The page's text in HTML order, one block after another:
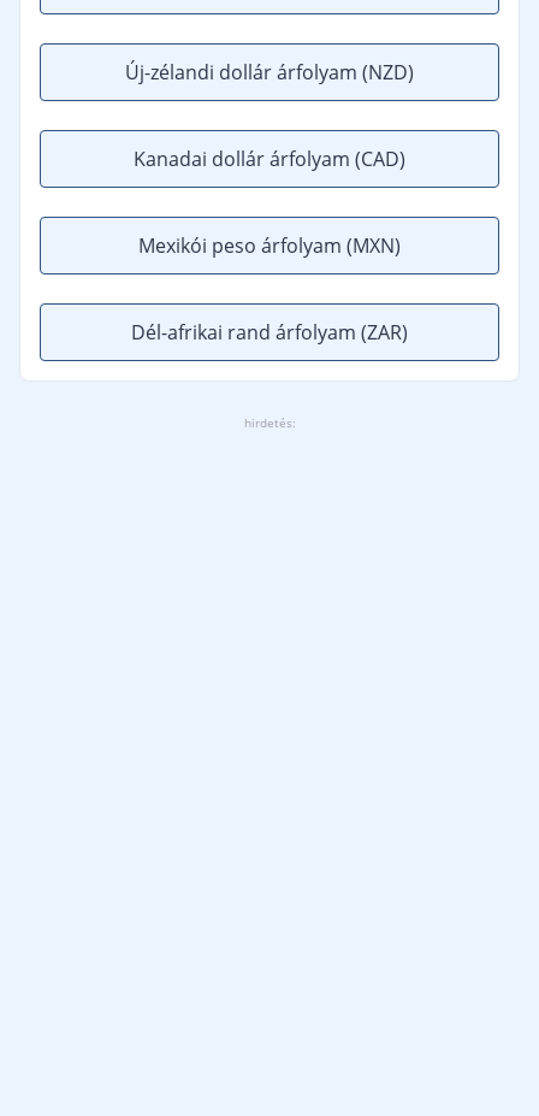
Új-zélandi dollár árfolyam (NZD)
Kanadai dollár árfolyam (CAD)
Mexikói peso árfolyam (MXN)
Dél-afrikai rand árfolyam (ZAR)
hirdetés: